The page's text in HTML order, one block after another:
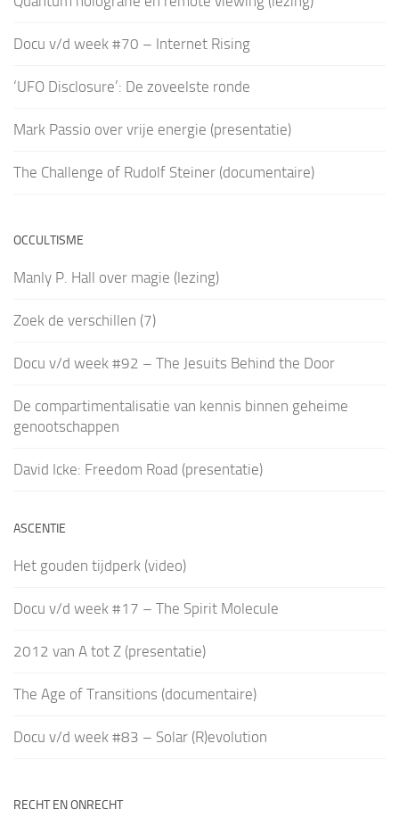
Docu v/d week #70 – Internet Rising
‘UFO Disclosure’: De zoveelste ronde
Mark Passio over vrije energie (presentatie)
The Challenge of Rudolf Steiner (documentaire)
OCCULTISME
Manly P. Hall over magie (lezing)
Zoek de verschillen (7)
Docu v/d week #92 – The Jesuits Behind the Door
De compartimentalisatie van kennis binnen geheime
genootschappen
David Icke: Freedom Road (presentatie)
ASCENTIE
Het gouden tijdperk (video)
Docu v/d week #17 – The Spirit Molecule
2012 van A tot Z (presentatie)
The Age of Transitions (documentaire)
Docu v/d week #83 – Solar (R)evolution
RECHT EN ONRECHT